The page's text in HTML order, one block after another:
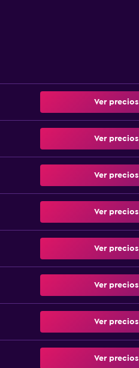
Ver precios
Ver precios
Ver precios
Ver precios
Ver precios
Ver precios
Ver precios
Ver precios